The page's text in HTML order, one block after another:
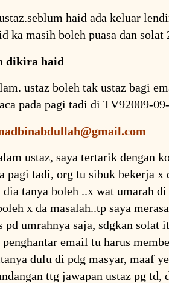
haid ada keluar
ka masih boleh puasa dan
dikira haid
ustaz boleh tak ustaz bagi
pada pagi tadi di TV92009-
ustaz, saya tertarik dengan
pagi tadi, org tu sibuk bekerja x
dia tanya boleh ..x wat umarah
x da masalah..tp saya
pd umrahnya saja, sdgkan solat
penghantar email tu harus
dulu di pdg masyar, maaf
ttg jawapan ustaz pg td,